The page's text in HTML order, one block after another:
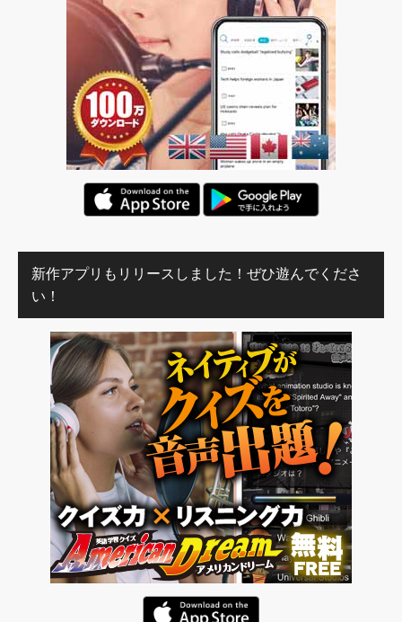
新作アプリもリリースしました！ぜひ遊んでくださ
い！